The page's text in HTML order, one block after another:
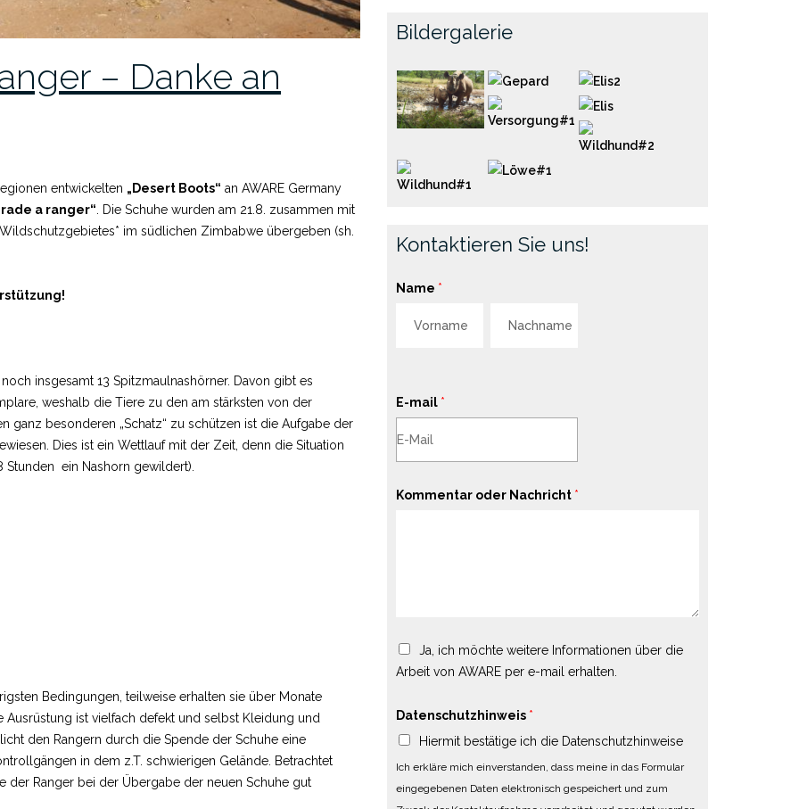
– Danke an
entwickelten „Desert Boots“ an AWARE Germany
a ranger“ . Die Schuhe wurden am 21.8. zusammen mit
im südlichen Zimbabwe übergeben (sh.
insgesamt 13 Spitzmaulnashörner. Davon gibt es
weshalb die Tiere zu den am stärksten von der
besonderen „Schatz“ zu schützen ist die Aufgabe der
Dies ist ein Wettlauf mit der Zeit, denn die Situation
ein Nashorn gewildert).
Bedingungen, teilweise erhalten sie über Monate
Ausrüstung ist vielfach defekt und selbst Kleidung und
den Rangern durch die Spende der Schuhe eine
in dem z.T. schwierigen Gelände. Betrachtet
der Ranger bei der Übergabe der neuen Schuhe gut
Bildergalerie
Kontaktieren Sie uns!
Name *
E-mail *
Kommentar oder Nachricht *
Ja, ich möchte weitere Informationen über die
Arbeit von AWARE per e-mail erhalten.
Datenschutzhinweis *
Hiermit bestätige ich die Datenschutzhinweise
Ich erkläre mich einverstanden, dass meine in das Formular
eingegebenen Daten elektronisch gespeichert und zum